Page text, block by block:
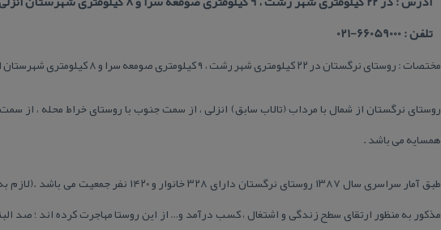
تلفن : 66059000-021
مختصات : روستای نرگستان در ۲۲ كیلومتری شهر رشت ، ۹ كیلومتری صومعه سرا و ۸ كیلومتری شهرستان انزلی واقع شده است .
روستای نرگستان از شمال با مرداب (تالاب سابق) انزلی ، از سمت جنوب با روستای خراط محله ، از
همسایه می باشد .
طبق آمار سراسری سال ۱۳۸۷ روستای نرگستان
مذكور به منظور ارتقای سطح زندگی و اشتغال ، كسب درآمد و… از این روستا مهاجرت كرده اند ؛ صد